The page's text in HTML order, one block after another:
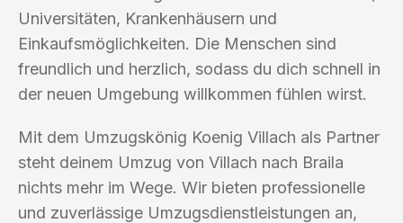
Universitäten, Krankenhäusern und
Einkaufsmöglichkeiten. Die Menschen sind
freundlich und herzlich, sodass du dich schnell in
der neuen Umgebung willkommen fühlen wirst.
Mit dem Umzugskönig Koenig Villach als Partner
steht deinem Umzug von Villach nach Braila
nichts mehr im Wege. Wir bieten professionelle
und zuverlässige Umzugsdienstleistungen an,